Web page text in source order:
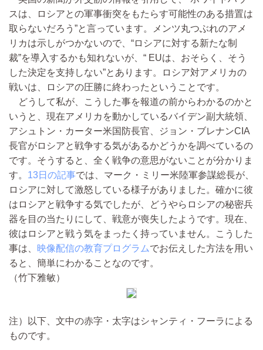
スは、ロシアとの軍事衝突をもたらす可能性のある措置は
取らないだろう”と言っています。メンツ丸つぶれのアメ
リカは示しがつかないので、“ロシアに対する新たな制
裁”を導入するかも知れないが、“ EUは、おそらく、そう
した決定を支持しない”とあります。ロシア対アメリカの
戦いは、ロシアの圧勝に終わったということです。
どうして私が、こうした事を報道の前からわかるのかと
いうと、現在アメリカを動かしているバイデン副大統領、
アシュトン・カーター米国防長官、ジョン・ブレナンCIA
長官がロシアと戦争する気があるかどうかを調べているの
です。そうすると、全く戦争の意思がないことが分かりま
す。 13日の記事では、マーク・ミリー米陸軍参謀総長が、
ロシアに対して激怒している様子がありました。確かに彼
はロシアと戦争する気でしたが、どうやらロシアの秘密兵
器を目の当たりにして、戦意が喪失したようです。現在、
彼はロシアと戦う気をまったく持っていません。こうした
事は、 映像配信の教育プログラムでお伝えした方法を用い
ると、簡単にわかることなのです。
（竹下雅敏）
注）以下、文中の赤字・太字はシャンティ・フーラによる
ものです。